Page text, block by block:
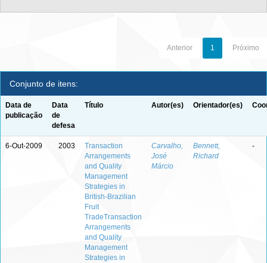
Anterior 1 Próximo
Conjunto de itens:
Data de
publicação
Data
de
defesa
Título Autor(es) Orientador(es)
6-Out-2009 2003
Transaction
Arrangements
and Quality
Management
Strategies in
British-Brazilian
Fruit
TradeTransaction
Arrangements
and Quality
Management
Strategies in
Carvalho,
José
Márcio
Bennett,
Richard
-